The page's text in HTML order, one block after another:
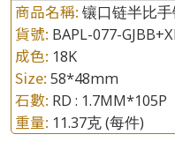
商品名稱: 镶口链半比
貨號: BAPL-077-
成色: 18K
Size: 58*48mm
石數: RD : 1.7MM*105P
重量: 11.37克(每件)